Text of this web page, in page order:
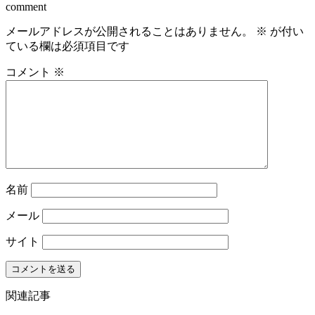
comment
メールアドレスが公開されることはありません。 ※ が付い
ている欄は必須項目です
コメント ※
名前
メール
サイト
関連記事